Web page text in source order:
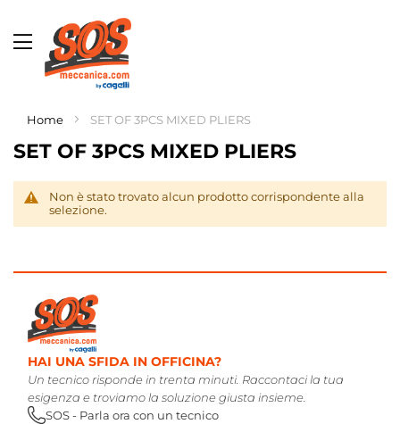
Toggle
Nav
CAGELLI ONLINE.
ANNI DI ESPERIENZA.
POI CONSIGLIAMO.
Home SET OF 3PCS MIXED PLIERS
SET OF 3PCS MIXED PLIERS
Non è stato trovato alcun prodotto corrispondente alla
selezione.
HAI UNA SFIDA IN OFFICINA?
Un tecnico risponde in trenta minuti. Raccontaci la tua
esigenza e troviamo la soluzione giusta insieme.
SOS - Parla ora con un tecnico